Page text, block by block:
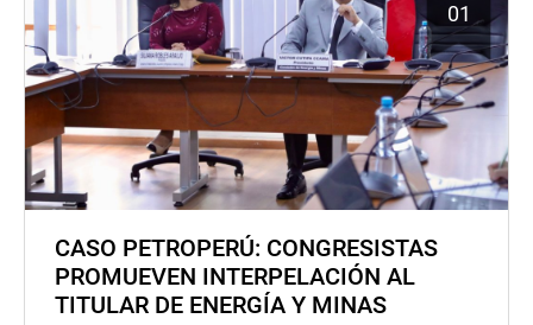
01
CASO PETROPERÚ: CONGRESISTAS
PROMUEVEN INTERPELACIÓN AL
TITULAR DE ENERGÍA Y MINAS